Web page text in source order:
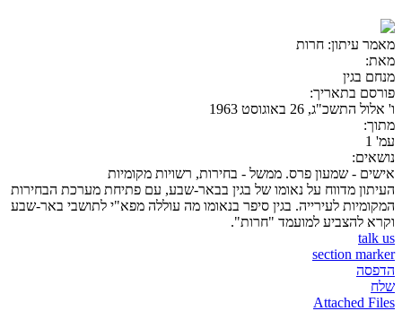
מאמר עיתון: חרות
מאת:
מנחם בגין
פורסם בתאריך:
ו' אלול התשכ"ג, 26 באוגוסט 1963
מתוך:
עמ' 1
נושאים:
אישים - שמעון פרס. ממשל - בחירות, רשויות מקומיות
העיתון מדווח על נאומו של בגין בבאר-שבע, עם פתיחת מערכת הבחירות
המקומיות לעירייה. בגין סיפר בנאומו מה עוללה מפא"י לתושבי באר-שבע
וקרא להצביע למועמד "חרות".
talk us
section marker
הדפסה
שלח
Attached Files